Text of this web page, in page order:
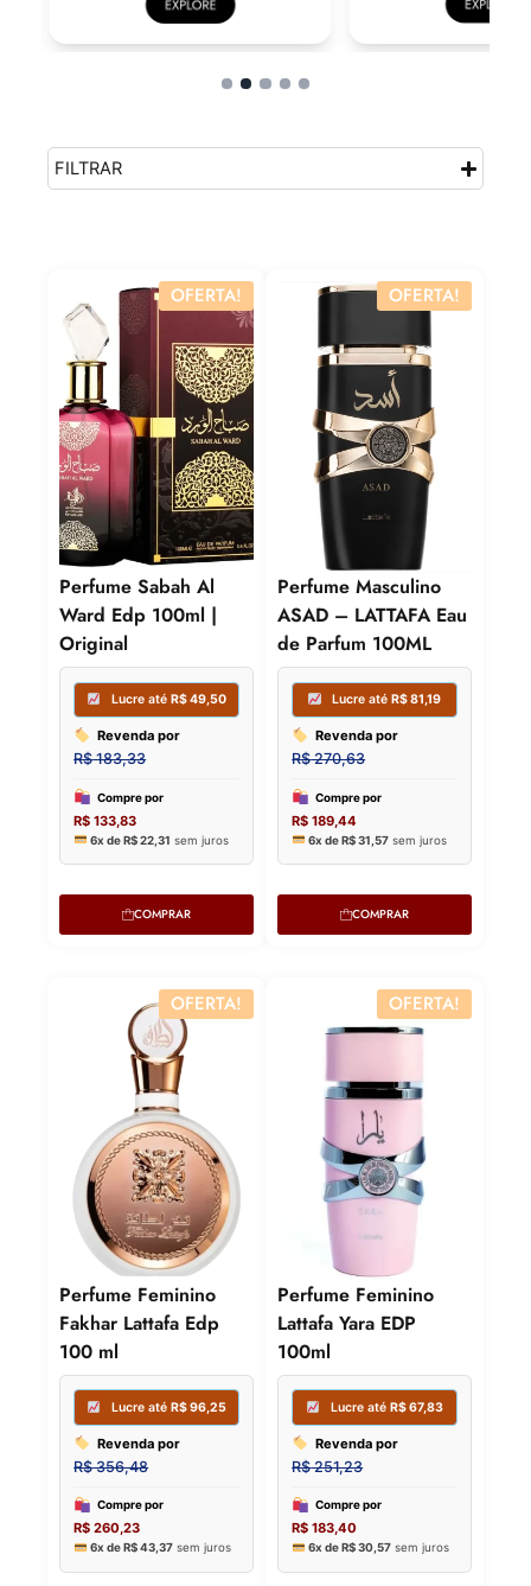
FILTRAR
OFERTA!
Perfume Sabah Al
Ward Edp 100ml |
Original
COMPRAR
OFERTA!
Perfume Masculino
ASAD – LATTAFA Eau
de Parfum 100ML
COMPRAR
OFERTA!
Perfume Feminino
Fakhar Lattafa Edp
100 ml
OFERTA!
Perfume Feminino
Lattafa Yara EDP
100ml